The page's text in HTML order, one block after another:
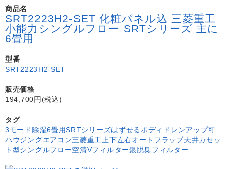
商品名
SRT2223H2-SET 化粧パネル込 三菱重工
小能力シングルフロー SRTシリーズ 主に
6畳用
型番
SRT2223H2-SET
販売価格
194,700円(税込)
タグ
3モード除湿6畳用SRTシリーズはずせるボディ ドレンアップ可
ハウジングエアコン三菱重工 上下左右オートフラップ天井カセッ
ト型シングルフロー空清Vフィルター銀脱臭フィルター